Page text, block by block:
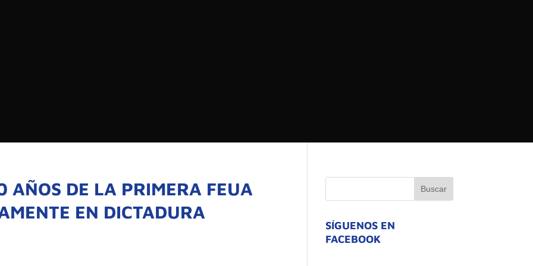
AÑOS DE LA PRIMERA FEUA
EN DICTADURA
SÍGUENOS EN
FACEBOOK